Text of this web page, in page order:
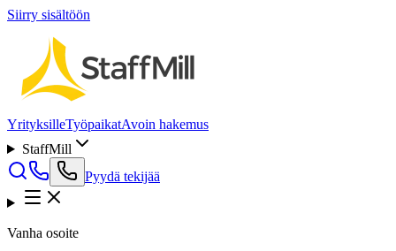
Siirry sisältöön
YrityksilleTyöpaikatAvoin hakemus
StaffMill
Pyydä tekijää
Vanha osoite